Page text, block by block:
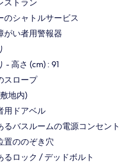
ストラン
のシャトルサービス
がい者用警報器
- 高さ (cm) : 91
スロープ
地内)
用ドアベル
るバスルームの電源コンセント
置ののぞき穴
るロック / デッドボルト